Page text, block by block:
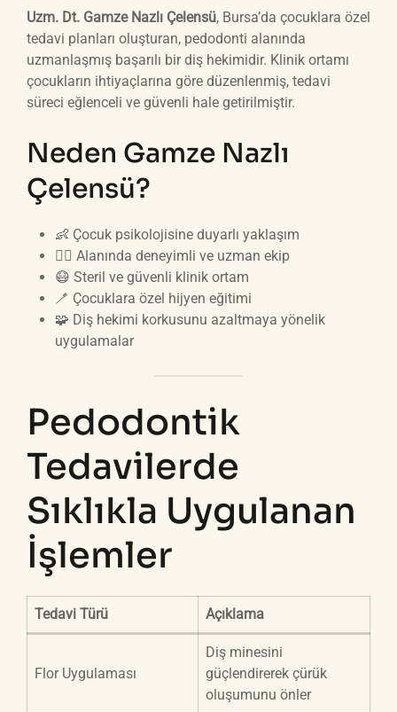
Uzm. Dt. Gamze Nazlı Çelensü, Bursa’da çocuklara özel
tedavi planları oluşturan, pedodonti alanında
uzmanlaşmış başarılı bir diş hekimidir. Klinik ortamı
çocukların ihtiyaçlarına göre düzenlenmiş, tedavi
süreci eğlenceli ve güvenli hale getirilmiştir.
Neden Gamze Nazlı
Çelensü?
👶 Çocuk psikolojisine duyarlı yaklaşım
👩‍⚕️ Alanında deneyimli ve uzman ekip
😷 Steril ve güvenli klinik ortam
🪥 Çocuklara özel hijyen eğitimi
🧩 Diş hekimi korkusunu azaltmaya yönelik
uygulamalar
Pedodontik
Tedavilerde
Sıklıkla Uygulanan
İşlemler
Tedavi Türü Açıklama
Flor Uygulaması
Diş minesini
güçlendirerek çürük
oluşumunu önler